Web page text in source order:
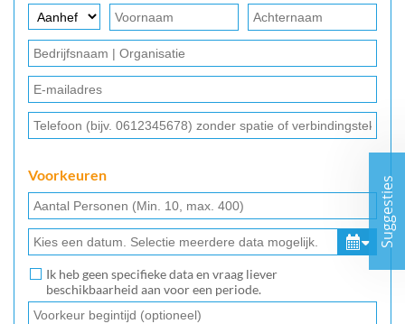
Voorkeuren
Ik heb geen specifieke data en vraag liever
beschikbaarheid aan voor een periode.
Suggesties